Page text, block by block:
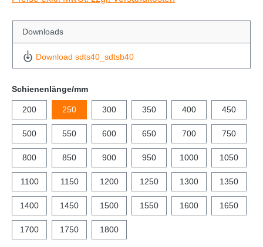
Downloads
Download sdts40_sdtsb40
Schienenlänge/mm
200 250 300 350 400 450
500 550 600 650 700 750
800 850 900 950 1000 1050
1100 1150 1200 1250 1300 1350
1400 1450 1500 1550 1600 1650
1700 1750 1800